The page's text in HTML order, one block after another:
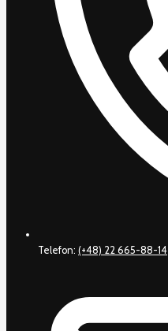
Telefon: (+48) 22 665-88-14